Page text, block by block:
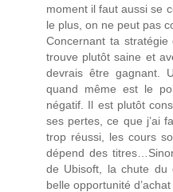
moment il faut aussi se
le plus, on ne peut pas
Concernant ta stratégie
trouve plutôt saine et
devrais être gagnant.
quand même est le
négatif. Il est plutôt
ses pertes, ce que j’ai
trop réussi, les cours
dépend des
de Ubisoft, la chute du
belle opportunité